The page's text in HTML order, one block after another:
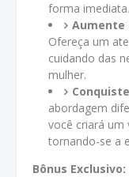
forma imediata.
Aumente
Ofereça um
cuidando das
mulher.
abordagem
você criará um
tornando-se a
Bônus